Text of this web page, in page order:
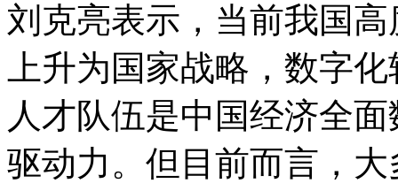
刘克亮表示，当前我国
上升为国家战略，数字
人才队伍是中国经济全
驱动力。但目前而言，